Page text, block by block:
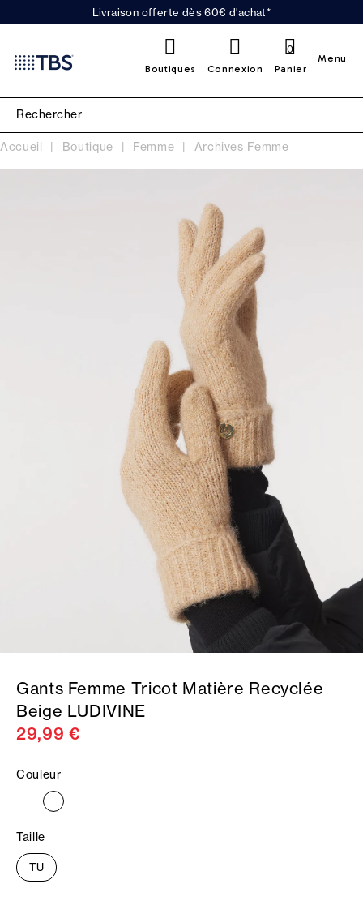
Livraison offerte dès 60€ d'achat*
Boutiques Connexion Panier
0
Menu
Accueil Boutique Femme Archives Femme
Gants Femme Tricot Matière Recyclée
Beige LUDIVINE
29,99 €
Couleur
Taille
TU